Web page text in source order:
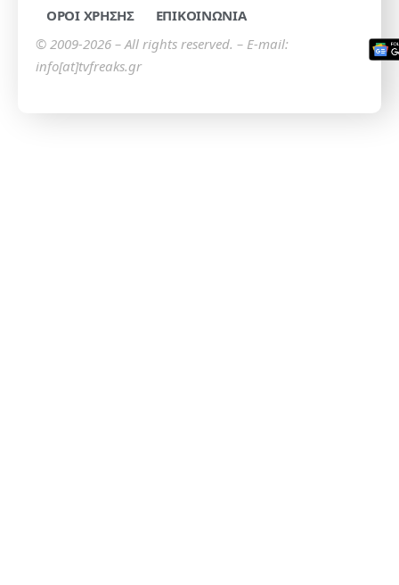
ΟΡΟΙ ΧΡΗΣΗΣ
ΕΠΙΚΟΙΝΩΝΙΑ
© 2009-2026 – All rights reserved. – E-mail:
info[at]tvfreaks.gr